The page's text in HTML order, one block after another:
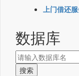
上门借还
数据库